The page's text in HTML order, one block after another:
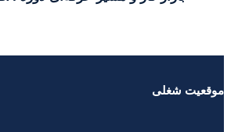
موقعیت شغلی